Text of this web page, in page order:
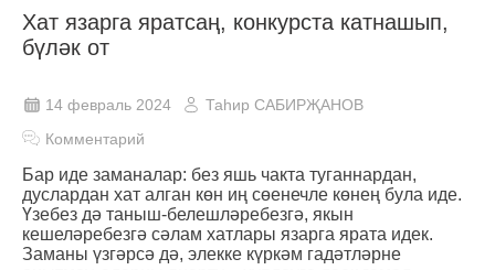
Хат язарга яратсаң, конкурста катнашып,
бүләк от
14 февраль 2024
Таһир САБИРҖАНОВ
Комментарий
Бар иде заманалар: без яшь чакта туганнардан,
дуслардан хат алган көн иң сөенечле көнең була иде.
Үзебез дә таныш-белешләребезгә, якын
кешеләребезгә сәлам хатлары язарга ярата идек.
Заманы үзгәрсә дә, элекке күркәм гадәтләрне